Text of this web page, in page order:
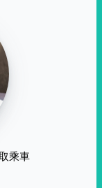
乘車